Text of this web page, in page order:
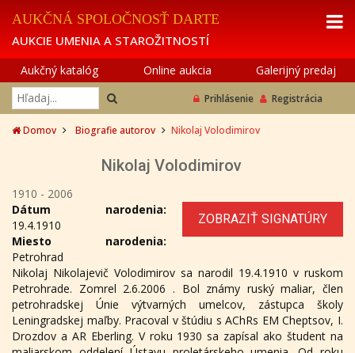
AUKČNÁ SPOLOČNOSŤ DARTE
AUKCIE UMENIA A STAROŽITNOSTÍ
Aukčný katalóg Online aukcia Galerijný predaj
Prihlásenie Registrácia
Domov Biografie autorov Nikolaj Volodimirov
Nikolaj Volodimirov
1910 - 2006
ZOBRAZIŤ SIGNATÚRY
Dátum narodenia:
19.4.1910
Miesto narodenia:
Petrohrad
Nikolaj Nikolajevič Volodimirov sa narodil 19.4.1910 v ruskom
Petrohrade. Zomrel 2.6.2006 . Bol známy ruský maliar, člen
petrohradskej Únie výtvarných umelcov, zástupca školy
Leningradskej maľby. Pracoval v štúdiu s AChRs EM Cheptsov, I.
Drozdov a AR Eberling. V roku 1930 sa zapísal ako študent na